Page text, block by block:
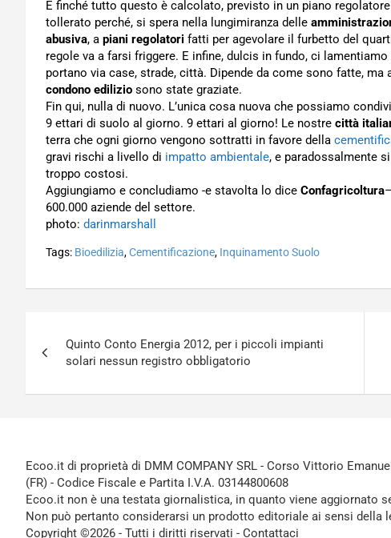
E finché tutto questo è calcolato, previsto in un piano
tollerato perché, si spera nella lungimiranza delle
abusiva, a piani regolatori fatti per agevolare il furbetto del
regole va a farsi friggere. E infine, dulcis in fundo, ci lamentiamo
portano via case, strade, città. Dipende da come sono fatte,
condono edilizio sono state graziate.
Fin qui, nulla di nuovo. L’unica cosa nuova che possiamo
9 ettari di suolo al giorno. 9 ettari al giorno! Le nostre città
terra che ogni giorno vengono sottratti in favore della
gravi rischi a livello di impatto ambientale, e paradossalmente
troppo costosi.
Aggiungiamo e concludiamo -e stavolta lo dice Confagricoltura
600.000 aziende del settore.
photo: darinmarshall
Tags: Bioedilizia,Cementificazione, Inquinamento Suolo
articoli
Quinto Conto Energia 2012, per i piccoli impianti
solari nessun registro obbligatorio
Ecoo.it di proprietà di DMM COMPANY SRL - Corso Vittorio
(FR) - Codice Fiscale e Partita I.V.A. 03144800608
Ecoo.it non è una testata giornalistica, in quanto viene aggiornato
Non può pertanto considerarsi un prodotto editoriale ai sensi della
Copyright ©2026 - Tutti i diritti riservati - Contattaci